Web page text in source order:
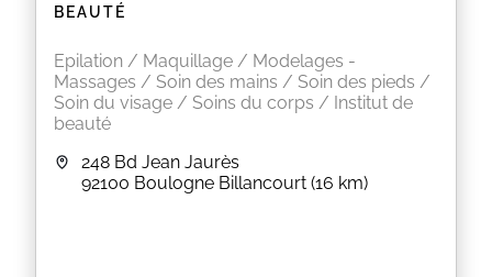
BEAUTÉ
Epilation / Maquillage / Modelages -
Massages / Soin des mains / Soin des pieds /
Soin du visage / Soins du corps / Institut de
beauté
248 Bd Jean Jaurès
92100 Boulogne Billancourt (16 km)